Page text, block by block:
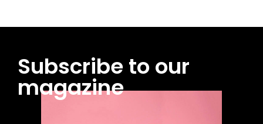
Subscribe to our
magazine